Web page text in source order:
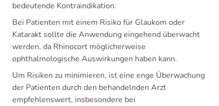
bedeutende Kontraindikation.
Bei Patienten mit einem Risiko für Glaukom oder
Katarakt sollte die Anwendung eingehend überwacht
werden, da Rhinocort möglicherweise
ophthalmologische Auswirkungen haben kann.
Um Risiken zu minimieren, ist eine enge Überwachung
der Patienten durch den behandelnden Arzt
empfehlenswert, insbesondere bei